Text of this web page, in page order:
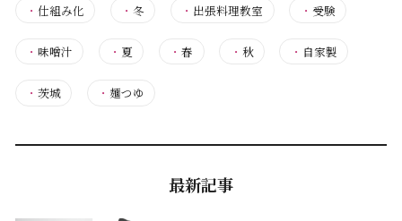
・ 仕組み化 ・冬 ・ 出張料理教室 ・ 受験
・ 味噌汁 ・ 夏 ・春 ・ 秋 ・ 自家製
・ 茨城 ・ 麺つゆ
最新記事